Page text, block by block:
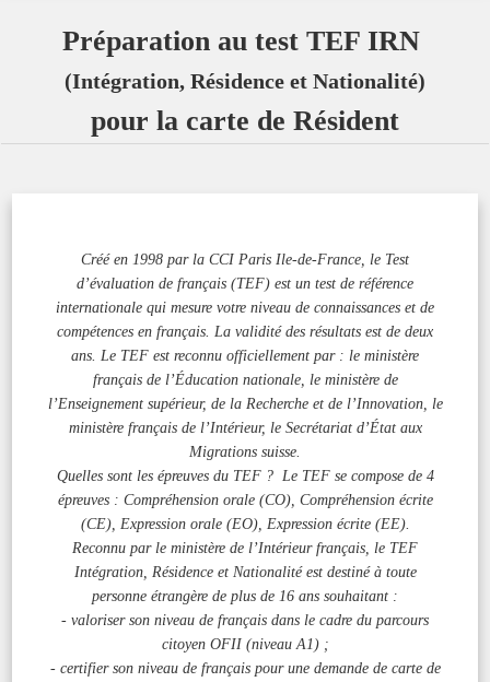
Préparation au test TEF IRN
(Intégration, Résidence et Nationalité)
pour la carte de Résident
Créé en 1998 par la CCI Paris Ile-de-France, le Test
d’évaluation de français (TEF) est un test de référence
internationale qui mesure votre niveau de connaissances et de
compétences en français. La validité des résultats est de deux
ans. Le TEF est reconnu officiellement par : le ministère
français de l’Éducation nationale, le ministère de
l’Enseignement supérieur, de la Recherche et de l’Innovation, le
ministère français de l’Intérieur, le Secrétariat d’État aux
Migrations suisse.
Quelles sont les épreuves du TEF ? Le TEF se compose de 4
épreuves : Compréhension orale (CO), Compréhension écrite
(CE), Expression orale (EO), Expression écrite (EE).
Reconnu par le ministère de l’Intérieur français, le TEF
Intégration, Résidence et Nationalité est destiné à toute
personne étrangère de plus de 16 ans souhaitant :
- valoriser son niveau de français dans le cadre du parcours
citoyen OFII (niveau A1) ;
- certifier son niveau de français pour une demande de carte de